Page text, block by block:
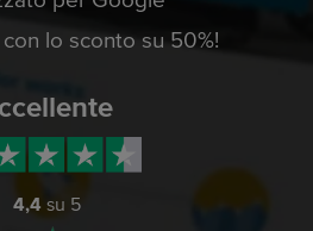
lo sconto su 50%!
4,4 su 5